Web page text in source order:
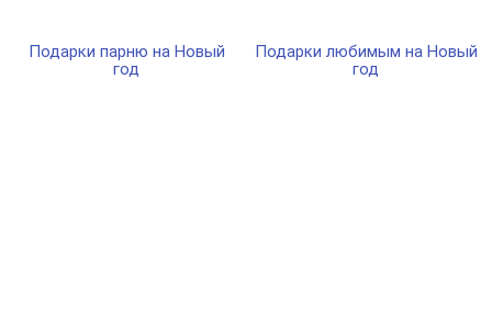
Подарки парню на Новый
год
Подарки любимым на Новый
год